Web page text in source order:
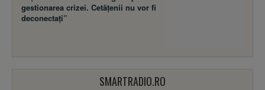
gestionarea crizei. Cetățenii nu vor fi
deconectați”
SMARTRADIO.RO